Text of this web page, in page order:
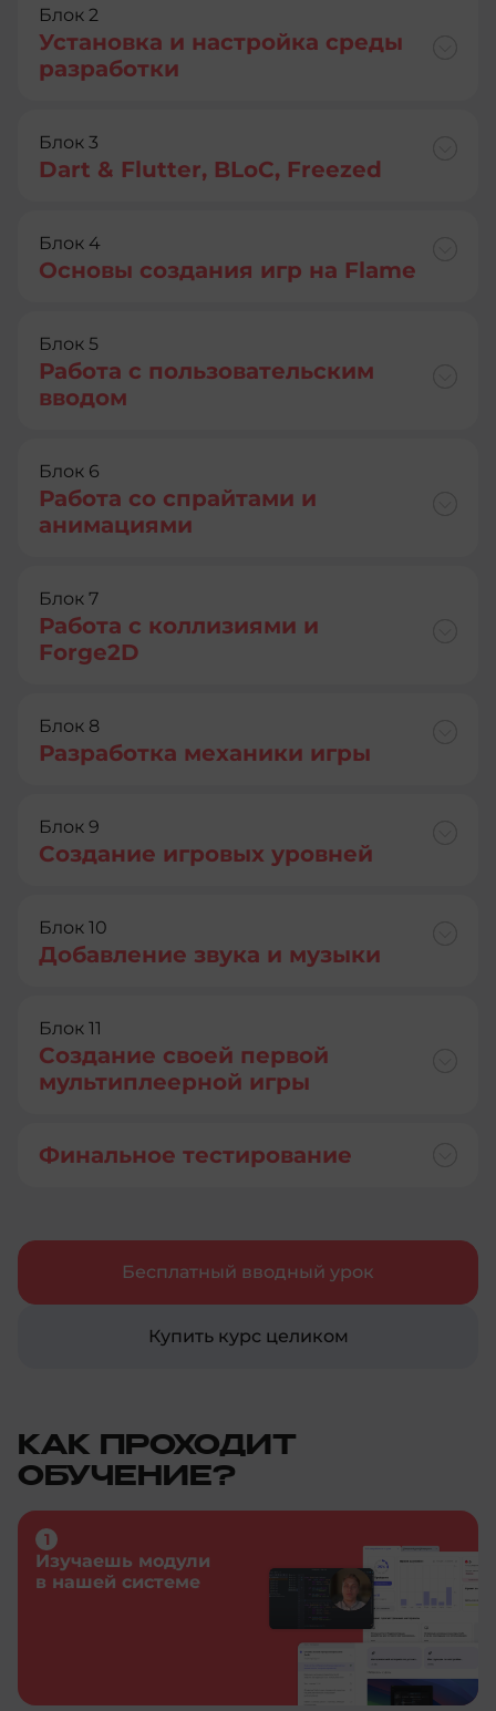
Блок 2
Установка и настройка среды
разработки
Блок 3
Dart & Flutter, BLoC, Freezed
Блок 4
Основы создания игр на Flame
Блок 5
Работа с пользовательским
вводом
Блок 6
Работа со спрайтами и
анимациями
Блок 7
Работа с коллизиями и
Forge2D
Блок 8
Разработка механики игры
Блок 9
Создание игровых уровней
Блок 10
Добавление звука и музыки
Блок 11
Создание своей первой
мультиплеерной игры
Финальное тестирование
Бесплатный вводный урок
Купить курс целиком
КАК ПРОХОДИТ
ОБУЧЕНИЕ?
Изучаешь модули
в нашей системе